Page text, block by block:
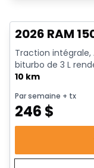
2026 RAM
Traction intégrale,
biturbo de 3 L
10 km
Par semaine + tx
246 $